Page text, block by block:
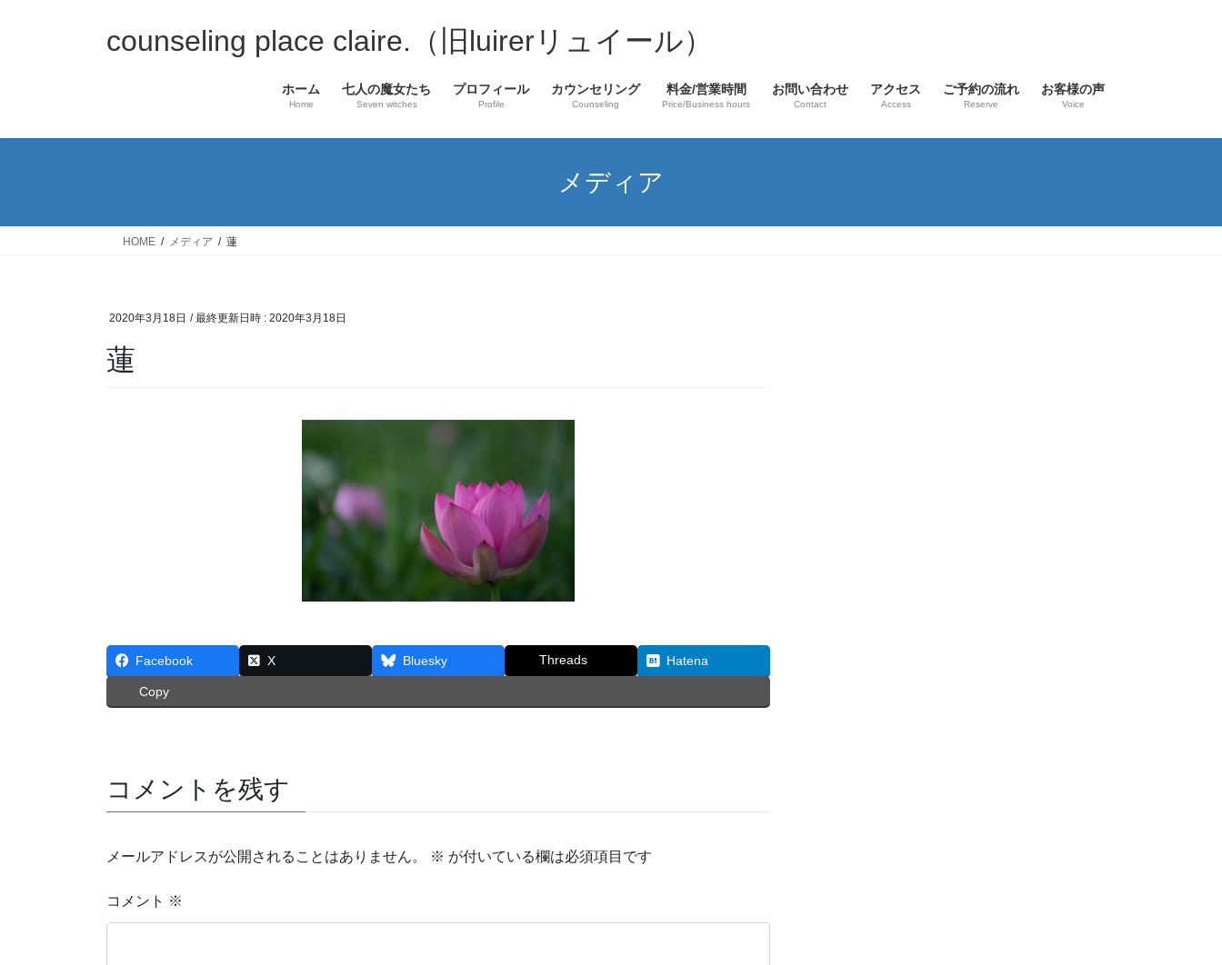
ス
ン
counseling place claire.（旧luirerリュイール）
ホーム
Home
七人の魔女たち
Seven witches
プロフィール
Profile
カウンセリング
Counseling
料金/営業時間
Price/Business hours
お問い合わせ
Contact
アクセス
Access
ご予約の流れ
Reserve
お客様の声
Voice
メディア
HOME メディア 蓮
2020年3月18日 / 最終更新日時 : 2020年3月18日
蓮
Facebook X Bluesky Threads Hatena
Copy
コメントを残す
メールアドレスが公開されることはありません。 ※ が付いている欄は必須項目です
コメント ※